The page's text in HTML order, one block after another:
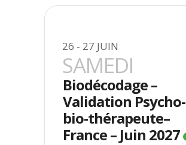
26 - 27 JUIN
SAMEDI
Biodécodage –
Validation Psycho-
bio-thérapeute–
France – Juin 2027